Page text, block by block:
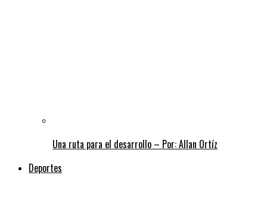
Una ruta para el desarrollo – Por: Allan Ortíz
Deportes